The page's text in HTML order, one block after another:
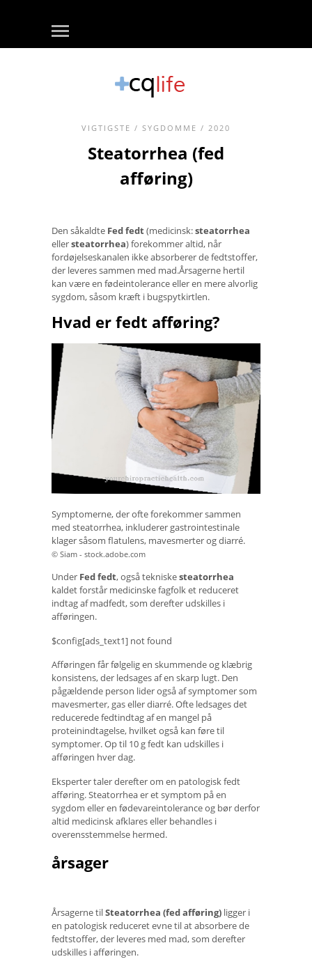
VIGTIGSTE / SYGDOMME / 2020
Steatorrhea (fed
afføring)
Den såkaldte Fed fedt(medicinsk:steatorrhea
ellersteatorrhea) forekommer altid, når
fordøjelseskanalen ikke absorberer de fedtstoffer,
der leveres sammen med mad.Årsagerne hertil
kan være en fødeintolerance eller en mere alvorlig
sygdom, såsom kræft i bugspytkirtlen.
Hvad er fedt afføring?
Symptomerne, der ofte forekommer sammen
med steatorrhea, inkluderer gastrointestinale
klager såsom flatulens, mavesmerter og diarré.
© Siam - stock.adobe.com
Under Fed fedt, også tekniskesteatorrhea
kaldet forstår medicinske fagfolk et reduceret
indtag af madfedt, som derefter udskilles i
afføringen.
$config[ads_text1] not found
Afføringen får følgelig en skummende og klæbrig
konsistens, der ledsages af en skarp lugt. Den
pågældende person lider også af symptomer som
mavesmerter, gas eller diarré. Ofte ledsages det
reducerede fedtindtag af en mangel på
proteinindtagelse, hvilket også kan føre til
symptomer. Op til 10 g fedt kan udskilles i
afføringen hver dag.
Eksperter taler derefter om en patologisk fedt
afføring. Steatorrhea er et symptom på en
sygdom eller en fødevareintolerance og bør derfor
altid medicinsk afklares eller behandles i
overensstemmelse hermed.
årsager
Årsagerne tilSteatorrhea (fed afføring) ligger i
en patologisk reduceret evne til at absorbere de
fedtstoffer, der leveres med mad, som derefter
udskilles i afføringen.